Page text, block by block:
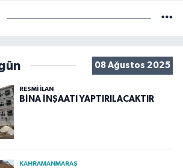
08 Ağustos 2025
RESMİ İLAN
BİNA İNŞAATI YAPTIRILACAKTIR
KAHRAMANMARAŞ